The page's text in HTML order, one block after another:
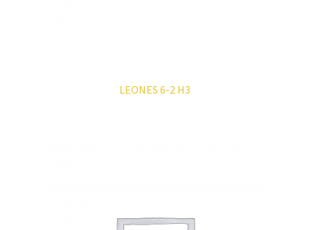
LEONES 6-2 H3